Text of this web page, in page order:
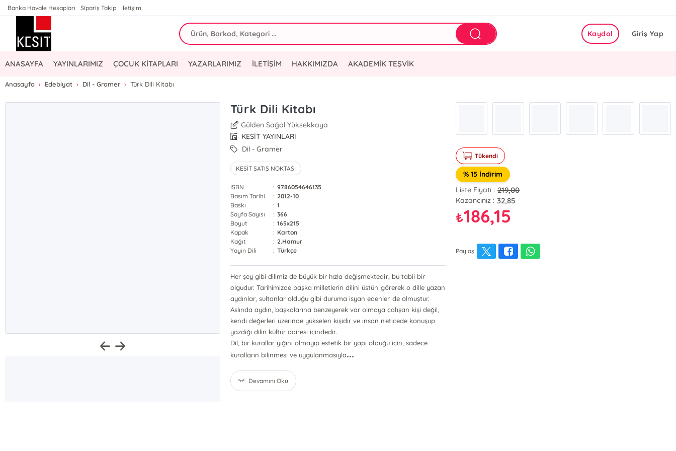
Banka Havale Hesapları Sipariş Takip İletişim
Giriş Yap
Kaydol
ANASAYFA YAYINLARIMIZ ÇOCUK KİTAPLARI YAZARLARIMIZ İLETİŞİM HAKKIMIZDA AKADEMİK TEŞVİK
Anasayfa Edebiyat Dil - Gramer Türk Dili Kitabı
Türk Dili Kitabı
Gülden Sağol Yüksekkaya
KESİT YAYINLARI
Dil - Gramer
KESİT SATIŞ NOKTASI
ISBN : 9786054646135
Basım Tarihi
: 2012-10
Baskı
: 1
Sayfa Sayısı
: 366
Boyut
: 165x215
Kapak
: Karton
Kağıt
: 2.Hamur
Yayın Dili
: Türkçe
Her şey gibi dilimiz de büyük bir hızla değişmektedir, bu tabii bir
olgudur. Tarihimizde başka milletlerin dilini üstün görerek o dille yazan
aydınlar, sultanlar olduğu gibi duruma isyan edenler de olmuştur.
Aslında aydın, başkalarına benzeyerek var olmaya çalışan kişi değil,
kendi değerleri üzerinde yükselen kişidir ve insan neticede konuşup
yazdığı dilin kültür dairesi içindedir.
Dil, bir kurallar yığını olmayıp estetik bir yapı olduğu için, sadece
kuralların bilinmesi ve uygulanmasıyla...
Devamını Oku
Tükendi
% 15 İndirim
Liste Fiyatı : 219,00
Kazancınız : 32,85
₺186,15
Paylaş